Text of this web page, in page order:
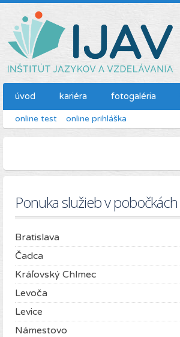
úvod kariéra fotogaléria
online test online prihláška
Ponuka služieb v pobočkách
Bratislava
Čadca
Kráľovský Chlmec
Levoča
Levice
Námestovo